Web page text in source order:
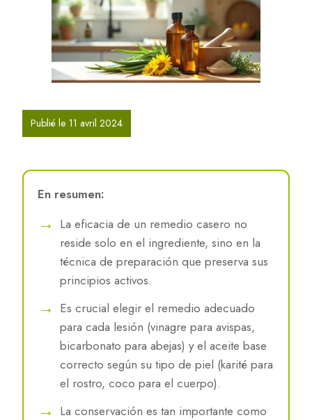
Publié le 11 avril 2024
En resumen:
La eficacia de un remedio casero no
reside solo en el ingrediente, sino en la
técnica de preparación que preserva sus
principios activos.
Es crucial elegir el remedio adecuado
para cada lesión (vinagre para avispas,
bicarbonato para abejas) y el aceite base
correcto según su tipo de piel (karité para
el rostro, coco para el cuerpo).
La conservación es tan importante como